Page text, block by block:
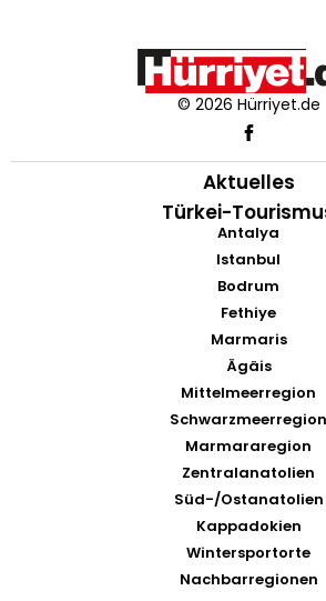
© 2026 Hürriyet.de
Aktuelles
Türkei-
Antalya
Istanbul
Bodrum
Fethiye
Marmaris
Ägäis
Mittelmeerregion
Schwarzmeerregion
Marmararegion
Zentralanatolien
Süd-/Ostanatolien
Kappadokien
Wintersportorte
Nachbarregionen